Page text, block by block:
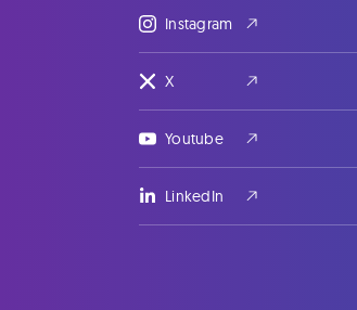
Instagram
X
Youtube
LinkedIn